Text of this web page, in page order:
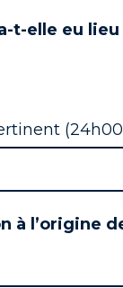
t-elle eu lieu
à l’origine